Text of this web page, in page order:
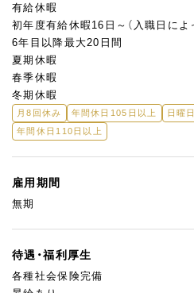
いのある方、大歓迎です！
有給休暇
初年度有給休暇16日～（入職日によ
6年目以降最大20日間
夏期休暇
春季休暇
冬期休暇
月8回休み 年間休日105日以上 日曜
年間休日110日以上
雇用期間
無期
待遇・福利厚生
各種社会保険完備